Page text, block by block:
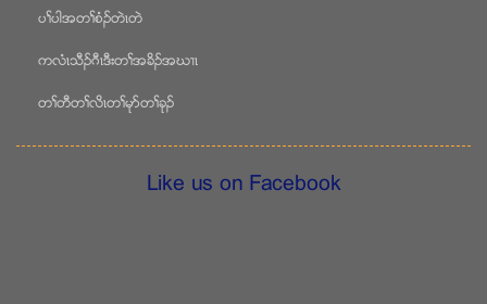
ပႈပါအတႈစံဥတဲၚတဲ
ကလံၚသီဥဂီၚဒီးတႈအခိဥအဃ႕ၚ
တႈတီတႈလိၚတႈမုဏတႈခုဥ
Like us on Facebook